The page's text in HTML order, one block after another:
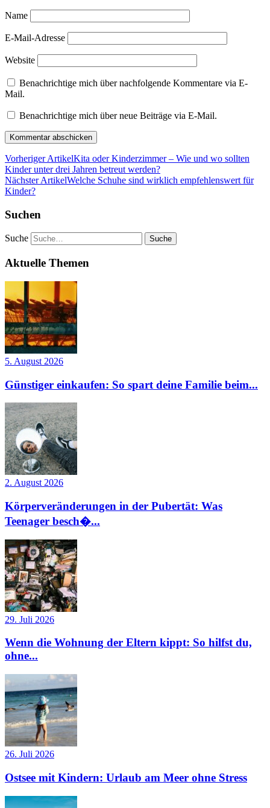
Name
E-Mail-Adresse
Website
Benachrichtige mich über nachfolgende Kommentare via E-
Mail.
Benachrichtige mich über neue Beiträge via E-Mail.
Vorheriger ArtikelKita oder Kinderzimmer – Wie und wo sollten
Kinder unter drei Jahren betreut werden?
Nächster ArtikelWelche Schuhe sind wirklich empfehlenswert für
Kinder?
Suchen
Suche
Aktuelle Themen
5. August 2026
Günstiger einkaufen: So spart deine Familie beim...
2. August 2026
Körperveränderungen in der Pubertät: Was
Teenager besch�...
29. Juli 2026
Wenn die Wohnung der Eltern kippt: So hilfst du,
ohne...
26. Juli 2026
Ostsee mit Kindern: Urlaub am Meer ohne Stress